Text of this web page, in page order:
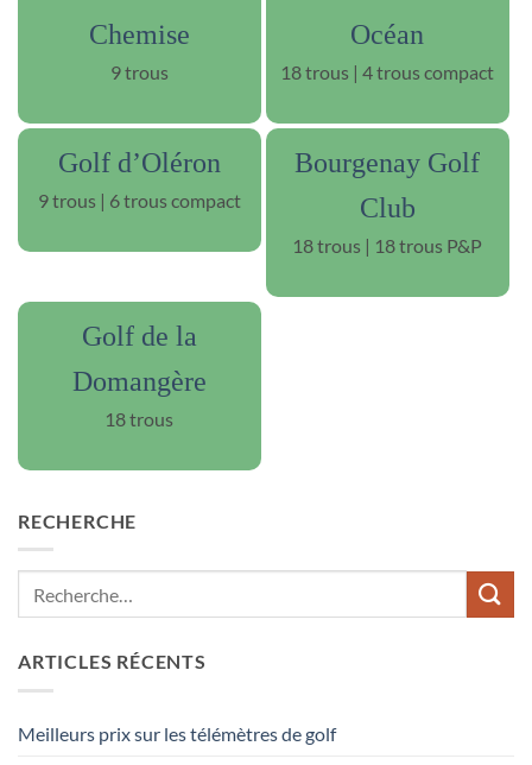
Chemise
9 trous
Océan
18 trous | 4 trous compact
Golf d’Oléron
9 trous | 6 trous compact
Bourgenay Golf
Club
18 trous | 18 trous P&P
Golf de la
Domangère
18 trous
RECHERCHE
ARTICLES RÉCENTS
Meilleurs prix sur les télémètres de golf